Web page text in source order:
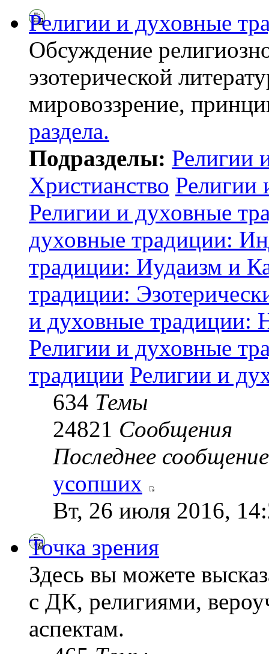
Религии и духовные
Обсуждение
эзотерической
мировоззрение,
раздела.
Подразделы: Религии
Христианство Религии
Религии и духовные
духовные традиции:
традиции: Иудаизм и
традиции:
и духовные традиции:
Религии и духовные
традиции Религии и
634 Темы
24821 Сообщения
Последнее сообщение
усопших
Вт, 26 июля 2016,
Точка зрения
Здесь вы можете
с ДК, религиями,
аспектам.